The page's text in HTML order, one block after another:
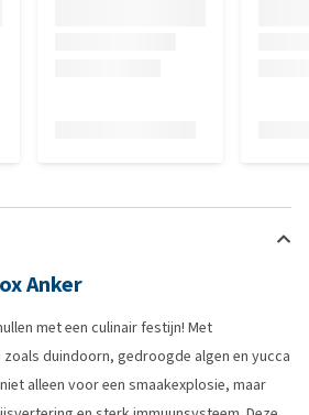
Anker
met een culinair festijn! Met
duindoorn, gedroogde algen en yucca
alleen voor een smaakexplosie, maar